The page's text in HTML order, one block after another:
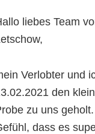
liebes Team
Verlobter und
den
zu uns
dass es